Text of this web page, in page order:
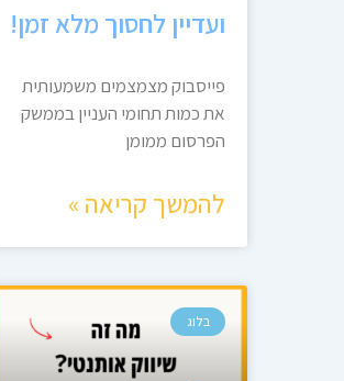
ועדיין לחסוך מלא זמן!
פייסבוק מצמצמים משמעותית
את כמות תחומי העניין בממשק
הפרסום ממומן
להמשך קריאה »
בלוג